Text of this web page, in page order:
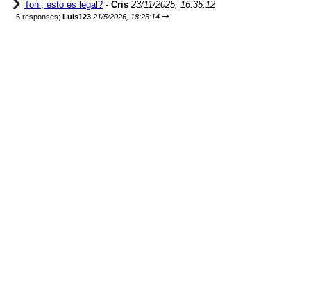
Toni, esto es legal? - Cris 23/11/2025, 16:35:12
5 responses; Luis123 21/5/2026, 18:25:14 ⇥